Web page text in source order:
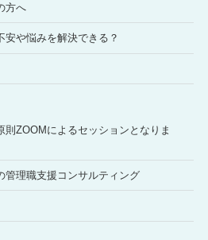
方へ
安や悩みを解決できる？
則ZOOMによるセッションとなりま
管理職支援コンサルティング